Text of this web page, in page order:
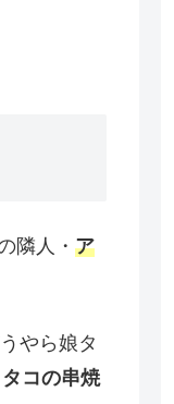
隣人・ ア
やら娘タ
タコの串焼